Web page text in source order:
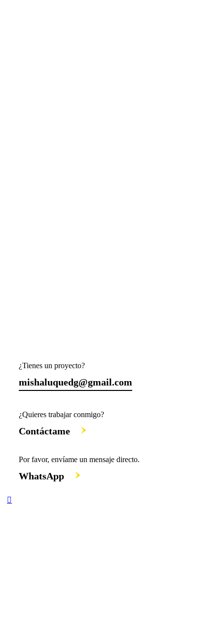
¿Tienes un proyecto?
mishaluquedg@gmail.com
¿Quieres trabajar conmigo?
Contáctame
Por favor, envíame un mensaje directo.
WhatsApp